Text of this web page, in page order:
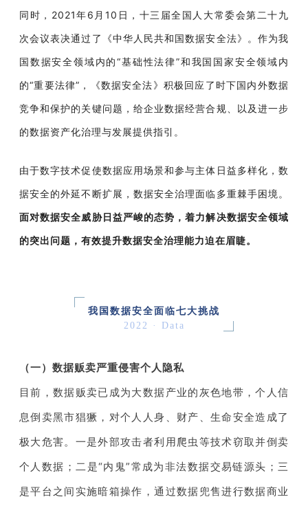
同时，2021年6月10日，十三届全国人大常委会第二十九
次会议表决通过了《中华人民共和国数据安全法》。作为我
国数据安全领域内的“基础性法律”和我国国家安全领域内
的“重要法律”，《数据安全法》积极回应了时下国内外数据
竞争和保护的关键问题，给企业数据经营合规、以及进一步
的数据资产化治理与发展提供指引。
由于数字技术促使数据应用场景和参与主体日益多样化，数
据安全的外延不断扩展，数据安全治理面临多重棘手困境。
面对数据安全威胁日益严峻的态势，着力解决数据安全领域
的突出问题，有效提升数据安全治理能力迫在眉睫。
我国数据安全面临七大挑战
2022 · Data
（一）数据贩卖严重侵害个人隐私
目前，数据贩卖已成为大数据产业的灰色地带，个人信
息倒卖黑市猖獗，对个人人身、财产、生命安全造成了
极大危害。一是外部攻击者利用爬虫等技术窃取并倒卖
个人数据；二是“内鬼”常成为非法数据交易链源头；三
是平台之间实施暗箱操作，通过数据兜售进行数据商业